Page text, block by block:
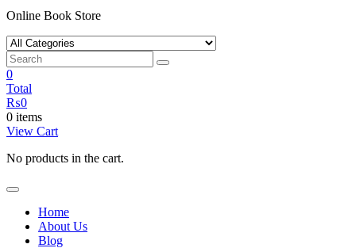
Online Book Store
0
Total
₨0
0 items
View Cart
No products in the cart.
Home
About Us
Blog